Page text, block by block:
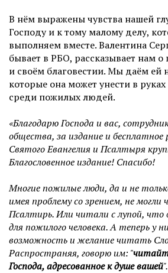
В нём выражены чувства нашей
Господу и к тому малому делу,
выполняем вместе. Валентина
бывает в РБО, рассказывает нам
и своём благовестии. Мы даём ей
которые она может унести в
среди пожилых людей.
«Благодарю Господа и вас,
общества, за издание и бесплатное
Святого Евангелия и Псалтыря
Благословенное издание! Спасибо!
Многие пожилые люди, да и не
имея проблему со зрением, не
Псалтирь.Или читали с лупой, что
для пожилого человека. А теперь у
возможность и желание читать
Распространяя, говорю им: "
Господа, адресованное к душе вашей".